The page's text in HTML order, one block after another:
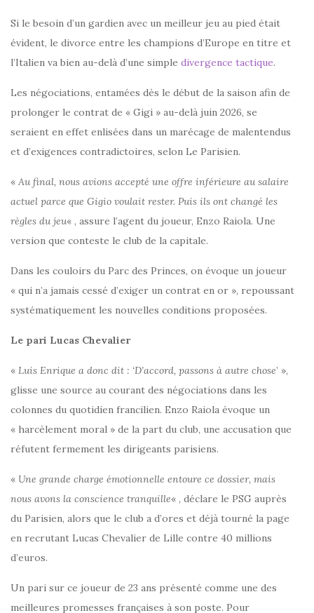
Si le besoin d’un gardien avec un meilleur jeu au pied était
évident, le divorce entre les champions d’Europe en titre et
l’Italien va bien au-delà d’une simple divergence tactique.
Les négociations, entamées dès le début de la saison afin de
prolonger le contrat de « Gigi » au-delà juin 2026, se
seraient en effet enlisées dans un marécage de malentendus
et d’exigences contradictoires, selon Le Parisien.
« Au final, nous avions accepté une offre inférieure au salaire
actuel parce que Gigio voulait rester. Puis ils ont changé les
règles du jeu« , assure l’agent du joueur, Enzo Raiola. Une
version que conteste le club de la capitale.
Dans les couloirs du Parc des Princes, on évoque un joueur
« qui n’a jamais cessé d’exiger un contrat en or », repoussant
systématiquement les nouvelles conditions proposées.
Le pari Lucas Chevalier
« Luis Enrique a donc dit : ‘D’accord, passons à autre chose’ »,
glisse une source au courant des négociations dans les
colonnes du quotidien francilien. Enzo Raiola évoque un
« harcèlement moral » de la part du club, une accusation que
réfutent fermement les dirigeants parisiens.
« Une grande charge émotionnelle entoure ce dossier, mais
nous avons la conscience tranquille« , déclare le PSG auprès
du Parisien, alors que le club a d’ores et déjà tourné la page
en recrutant Lucas Chevalier de Lille contre 40 millions
d’euros.
Un pari sur ce joueur de 23 ans présenté comme une des
meilleures promesses françaises à son poste. Pour